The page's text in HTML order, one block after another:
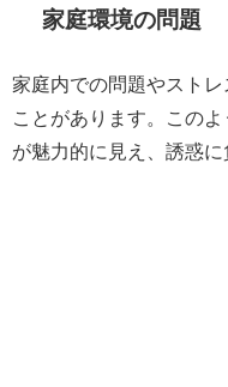
家庭環境の問題
家庭内での問題やスト
ことがあります。この
が魅力的に見え、誘惑に